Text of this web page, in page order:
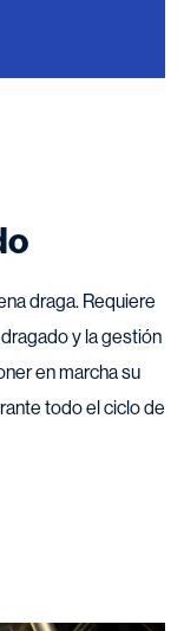
draga. Requiere
y la gestión
en marcha su
todo el ciclo de